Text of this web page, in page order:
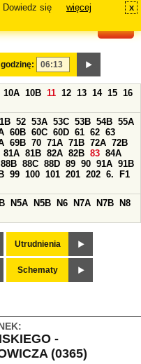
się
więcej x
10A 10B 11 12 13 14 15 16
52 53A 53C 53B 54B 55A
60B 60C 60D 61 62 63
69B 70 71A 71B 72A 72B
81A 81B 82A 82B 83 84A
88B 88C 88D 89 90 91A 91B
99 100 101 201 202 6.
F1
N5A N5B N6 N7A N7B
N8
Utrudnienia
Schematy
-
(0365)